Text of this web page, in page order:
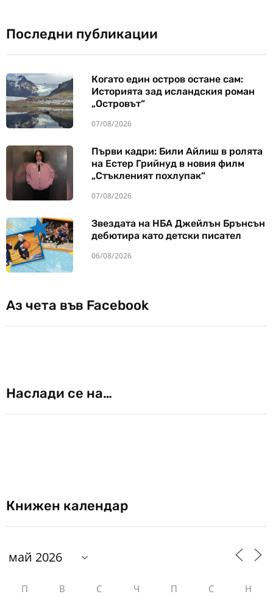
Последни публикации
Когато един остров остане сам:
Историята зад исландския роман
„Островът“
07/08/2026
Първи кадри: Били Айлиш в ролята
на Естер Грийнуд в новия филм
„Стъкленият похлупак“
07/08/2026
Звездата на НБА Джейлън Брънсън
дебютира като детски писател
06/08/2026
Аз чета във Facebook
Наслади се на…
Книжен календар
П В С Ч П С Н